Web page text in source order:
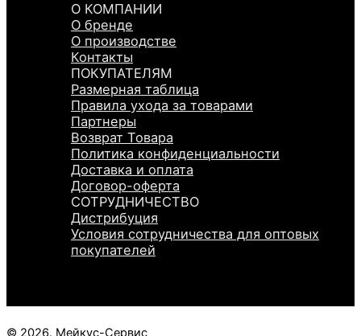
О КОМПАНИИ
О бренде
О производстве
Контакты
ПОКУПАТЕЛЯМ
Размерная таблица
Правила ухода за товарами
Партнеры
Возврат Товара
Политика конфиденциальности
Доставка и оплата
Договор-оферта
СОТРУДНИЧЕСТВО
Дистрибуция
Условия сотрудничества для оптовых
покупателей
© 2026. Мейкус-Сервис